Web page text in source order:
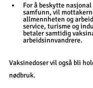
For å beskytte
samfunn, vil
allmennheten og
service, turisme og
betaler samtidig
arbeidsinnvandrere.
Vaksinedoser vil også bli
nødbruk.